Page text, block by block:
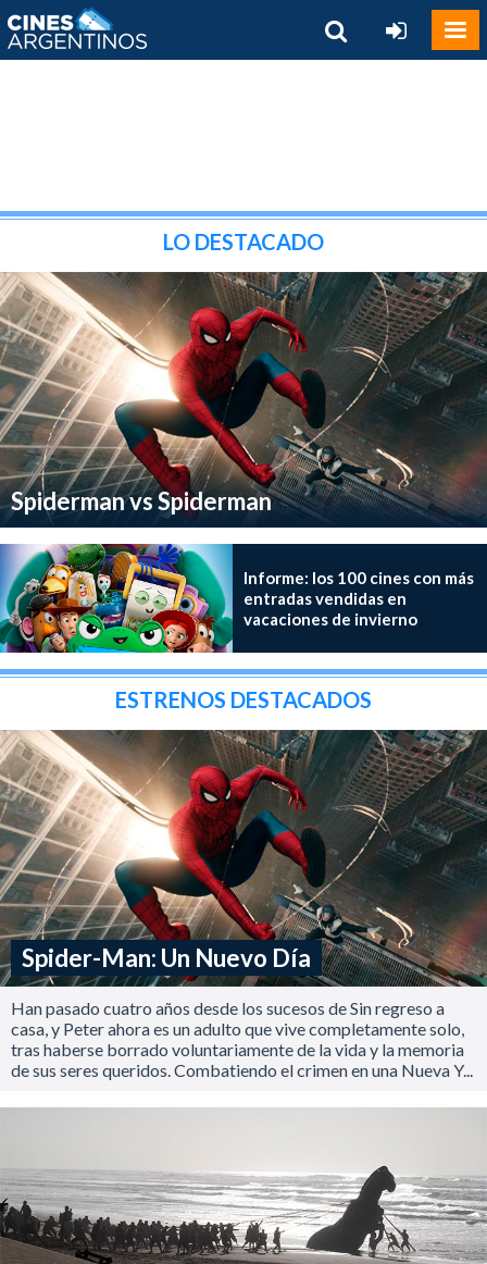
LO DESTACADO
Spiderman vs Spiderman
Informe: los 100 cines con más
entradas vendidas en
vacaciones de invierno
ESTRENOS DESTACADOS
Spider-Man: Un Nuevo Día
Han pasado cuatro años desde los sucesos de Sin regreso a
casa, y Peter ahora es un adulto que vive completamente solo,
tras haberse borrado voluntariamente de la vida y la memoria
de sus seres queridos. Combatiendo el crimen en una Nueva Y...